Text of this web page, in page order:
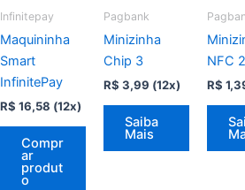
Infinitepay
Maquininha
Smart
InfinitePay
R$ 16,58 (12x)
Compr
ar
produt
o
Pagbank
Minizinha
Chip 3
R$ 3,99 (12x)
Saiba
Mais
NFC 2
R$